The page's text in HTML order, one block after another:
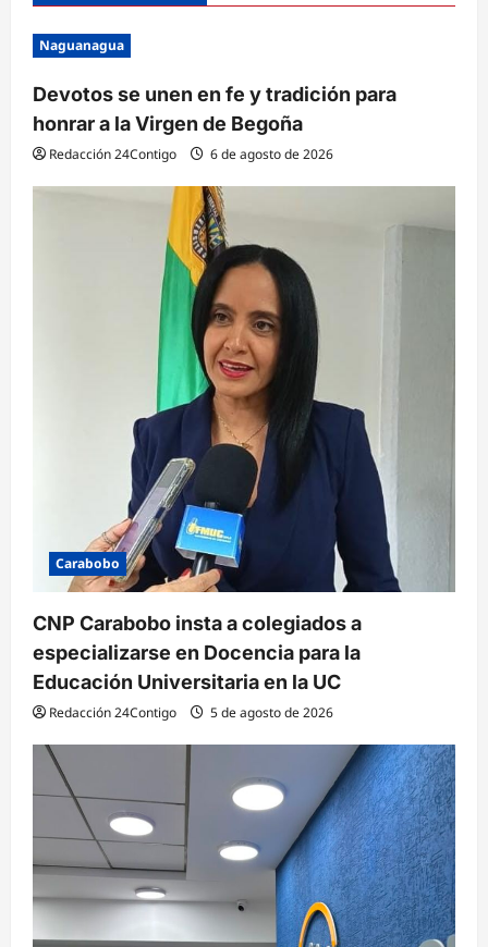
Naguanagua
Devotos se unen en fe y tradición para
honrar a la Virgen de Begoña
Redacción 24Contigo 6 de agosto de 2026
Carabobo
CNP Carabobo insta a colegiados a
especializarse en Docencia para la
Educación Universitaria en la UC
Redacción 24Contigo 5 de agosto de 2026